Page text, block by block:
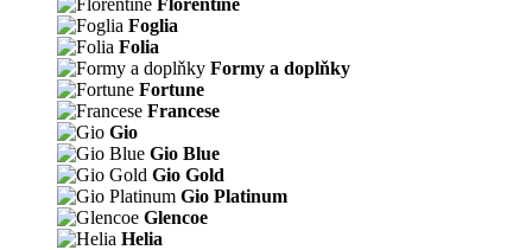
Florentine
Foglia
Folia
Formy a doplňky
Fortune
Francese
Gio
Gio Blue
Gio Gold
Gio Platinum
Glencoe
Helia